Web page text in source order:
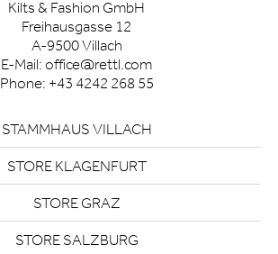
Kilts & Fashion GmbH
Freihausgasse 12
A-9500 Villach
E-Mail: office@rettl.com
Phone: +43 4242 268 55
STAMMHAUS VILLACH
STORE KLAGENFURT
STORE GRAZ
STORE SALZBURG